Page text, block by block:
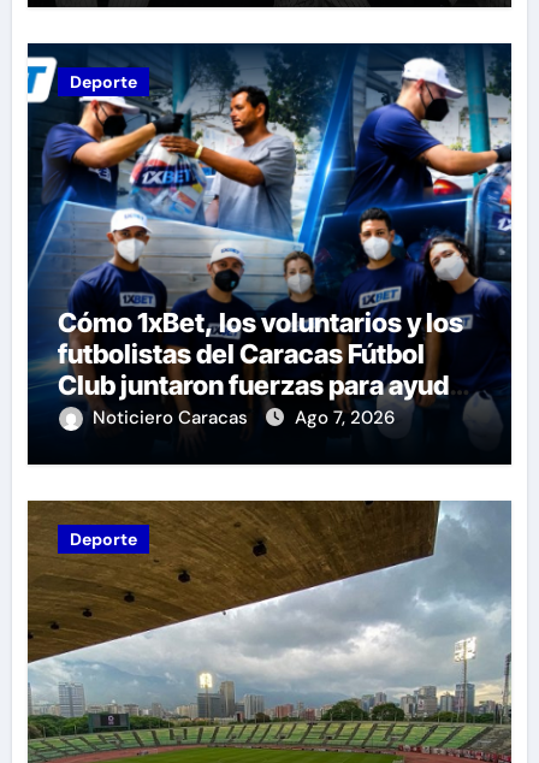
Deporte
Cómo 1xBet, los voluntarios y los
futbolistas del Caracas Fútbol
Club juntaron fuerzas para ayudar
a las familias de Venezuela
Noticiero Caracas Ago 7, 2026
Deporte